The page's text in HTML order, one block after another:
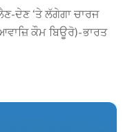
ਦੇਣ ‘ਤੇ ਲੱਗੇਗਾ ਚਾਰਜ
ਕੌਮ ਬਿਊਰੋ)- ਭਾਰਤ